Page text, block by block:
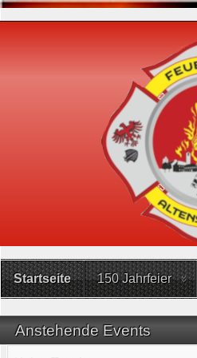
Startseite 150 Jahrfeier
Anstehende Events